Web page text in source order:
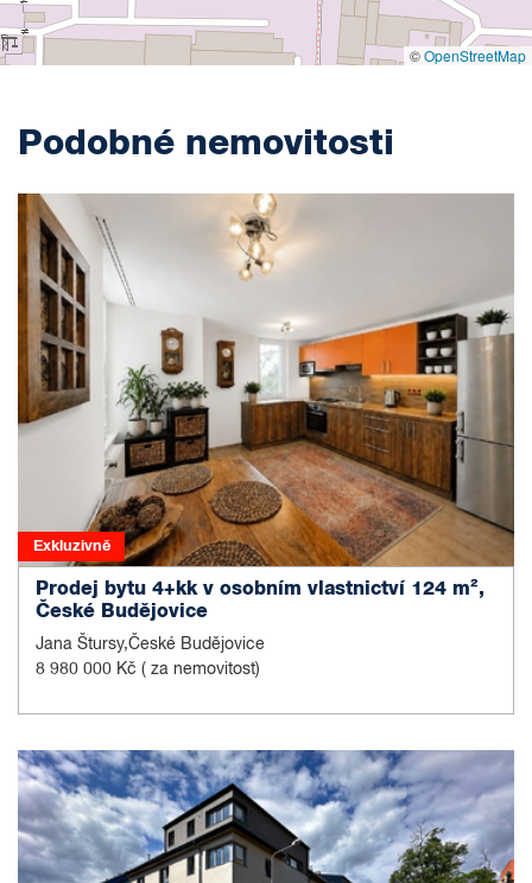
©OpenStreetMap
Podobné nemovitosti
Exkluzivně
Prodej bytu 4+kk v osobním vlastnictví 124 m²,
České Budějovice
Jana Štursy,České Budějovice
8 980 000 Kč ( za nemovitost)